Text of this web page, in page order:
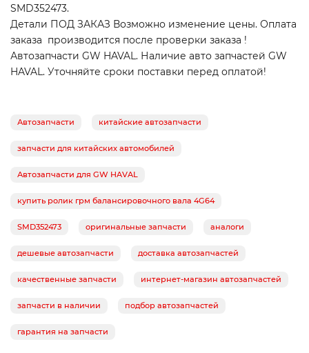
SMD352473.
Детали ПОД ЗАКАЗ Возможно изменение цены. Оплата
заказа производится после проверки заказа !
Автозапчасти GW HAVAL. Наличие авто запчастей GW
HAVAL. Уточняйте сроки поставки перед оплатой!
Автозапчасти китайские автозапчасти
запчасти для китайских автомобилей
Автозапчасти для GW HAVAL
купить ролик грм балансировочного вала 4G64
SMD352473 оригинальные запчасти аналоги
дешевые автозапчасти доставка автозапчастей
качественные запчасти интернет-магазин автозапчастей
запчасти в наличии подбор автозапчастей
гарантия на запчасти